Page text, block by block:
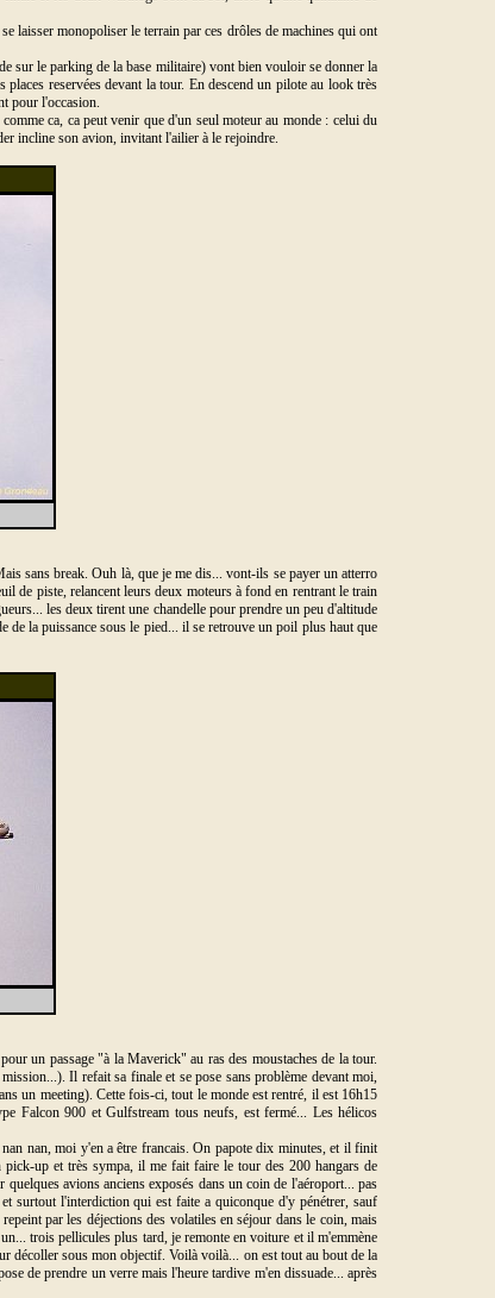
laisser monopoliser le terrain par ces drôles de machines qui ont
sur le parking de la base militaire) vont bien vouloir se donner la
reservées devant la tour. En descend un pilote au look très
pour l'occasion.
ca, ca peut venir que d'un seul moteur au monde : celui du
incline son avion, invitant l'ailier à le rejoindre.
sans break. Ouh là, que je me dis... vont-ils se payer un atterro
de piste, relancent leurs deux moteurs à fond en rentrant le train
les deux tirent une chandelle pour prendre un peu d'altitude
de la puissance sous le pied... il se retrouve un poil plus haut que
un passage "à la Maverick" au ras des moustaches de la tour.
Il refait sa finale et se pose sans problème devant moi,
un meeting). Cette fois-ci, tout le monde est rentré, il est 16h15
Falcon 900 et Gulfstream tous neufs, est fermé... Les hélicos
nan, moi y'en a être francais. On papote dix minutes, et il finit
pick-up et très sympa, il me fait faire le tour des 200 hangars de
avions anciens exposés dans un coin de l'aéroport... pas
surtout l'interdiction qui est faite a quiconque d'y pénétrer, sauf
par les déjections des volatiles en séjour dans le coin, mais
trois pellicules plus tard, je remonte en voiture et il m'emmène
décoller sous mon objectif. Voilà voilà... on est tout au bout de la
de prendre un verre mais l'heure tardive m'en dissuade... après